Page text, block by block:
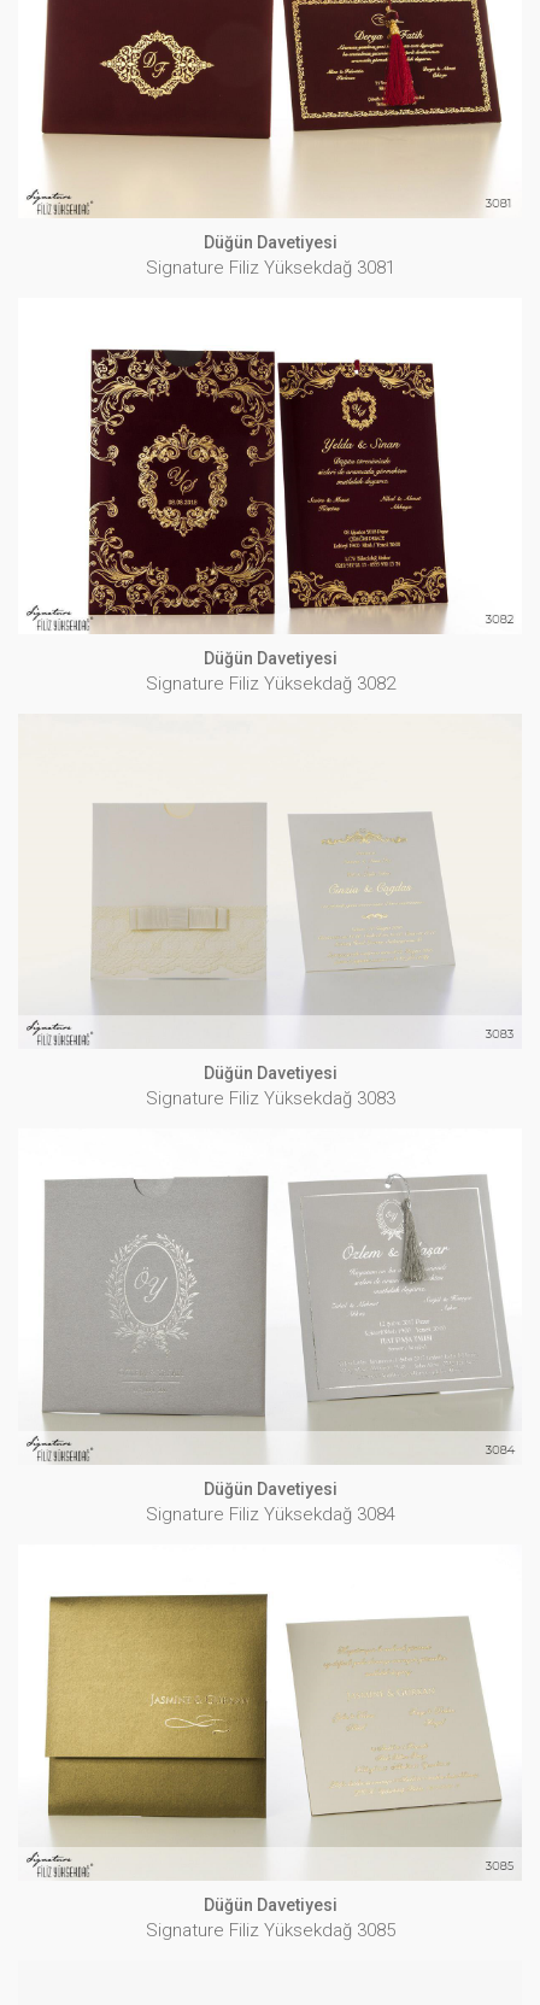
Signature Filiz Yüksekdağ 3081
İNCELE
Düğün Davetiyesi
Signature Filiz Yüksekdağ 3081
Düğün Davetiyesi
Signature Filiz Yüksekdağ 3082
İNCELE
Düğün Davetiyesi
Signature Filiz Yüksekdağ 3082
Düğün Davetiyesi
Signature Filiz Yüksekdağ 3083
İNCELE
Düğün Davetiyesi
Signature Filiz Yüksekdağ 3083
Düğün Davetiyesi
Signature Filiz Yüksekdağ 3084
İNCELE
Düğün Davetiyesi
Signature Filiz Yüksekdağ 3084
Düğün Davetiyesi
Signature Filiz Yüksekdağ 3085
İNCELE
Düğün Davetiyesi
Signature Filiz Yüksekdağ 3085